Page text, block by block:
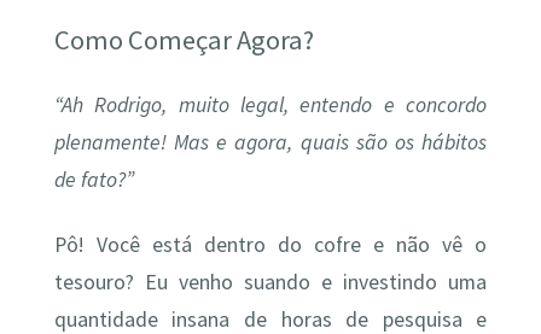
Como Começar Agora?
“Ah Rodrigo, muito legal, entendo e concordo
plenamente! Mas e agora, quais são os hábitos
de fato?”
Pô! Você está dentro do cofre e não vê o
tesouro? Eu venho suando e investindo uma
quantidade insana de horas de pesquisa e